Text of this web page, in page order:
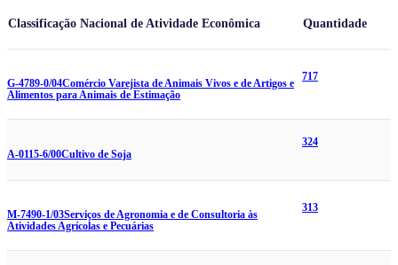
Classificação Nacional de Atividade Econômica Quantidade
G-4789-0/04Comércio Varejista de Animais Vivos e de Artigos e
Alimentos para Animais de Estimação
717
A-0115-6/00Cultivo de Soja
324
M-7490-1/03Serviços de Agronomia e de Consultoria às
Atividades Agrícolas e Pecuárias
313